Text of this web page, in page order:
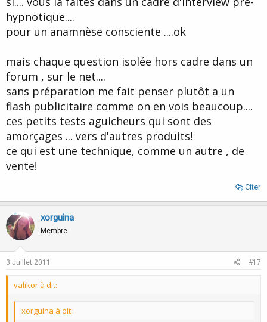
hypnotique....
pour un anamnèse consciente ....ok
mais chaque question isolée hors cadre dans un
forum , sur le net....
sans préparation me fait penser plutôt a un
flash publicitaire comme on en vois beaucoup....
ces petits tests aguicheurs qui sont des
amorçages ... vers d'autres produits!
ce qui est une technique, comme un autre , de
vente!
Citer
xorguina
Membre
3 Juillet 2011 #17
valikor à dit:
xorguina à dit: